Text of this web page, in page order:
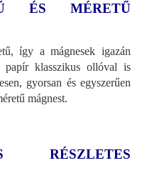
ÉS MÉRETŰ
így a mágnesek igazán
papír klasszikus ollóval is
gyorsan és egyszerűen
mágnest.
RÉSZLETES